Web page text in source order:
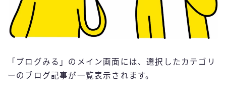
「ブログみる」のメイン画面には、選択したカテゴリ
ーのブログ記事が一覧表示されます。